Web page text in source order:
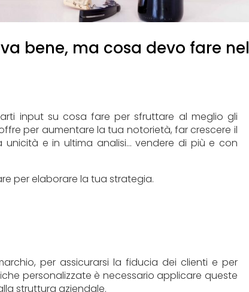
bene, ma cosa devo fare nel
input su cosa fare per sfruttare al meglio gli
per aumentare la tua notorietà, far crescere il
e in ultima analisi… vendere di più e con
per elaborare la tua strategia.
per assicurarsi la fiducia dei clienti e per
personalizzate è necessario applicare queste
struttura aziendale.